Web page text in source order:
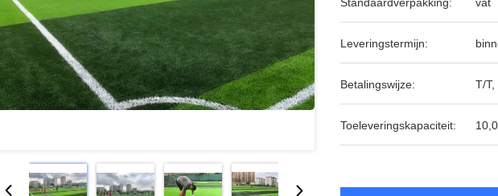
Leveringstermijn:
Betalingswijze: T/T,
Toeleveringskapaciteit: